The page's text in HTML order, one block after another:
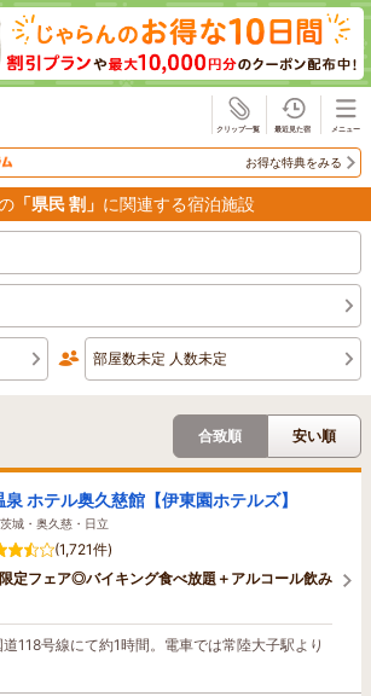
お得な特典をみる
「県民 割」 に関連する宿泊施設
部屋数未定 人数未定
合致順 安い順
泉 ホテル奥久慈館【伊東園ホテルズ】
城・奥久慈・日立
(1,721件)
定フェア◎バイキング食べ放題＋アルコール飲み
118号線にて約1時間。電車では常陸大子駅より